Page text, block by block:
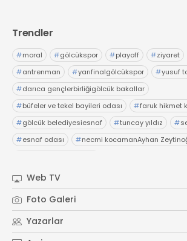
Trendler
#moral #gölcükspor #playoff #ziyaret
#antrenman #yarıfinalgölcükspor #yusuf
#darıca gençlerbirliğigölcük bakallar
#büfeler ve tekel bayileri odası #faruk hikmet
#gölcük belediyesiesnaf #tuncay yıldız #
#esnaf odası #necmi kocamanAyhan
Web TV
Foto Galeri
Yazarlar